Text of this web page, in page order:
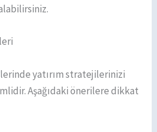
yatırım stratejilerinizi
Aşağıdaki önerilere dikkat